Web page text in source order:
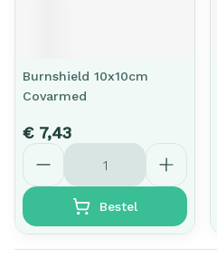
Burnshield 10x10cm
Covarmed
€ 7,43
Aantal
Bestel